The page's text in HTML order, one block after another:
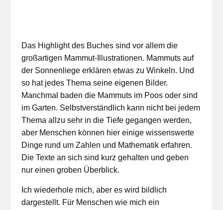
Das Highlight des Buches sind vor allem die
großartigen Mammut-Illustrationen. Mammuts auf
der Sonnenliege erklären etwas zu Winkeln. Und
so hat jedes Thema seine eigenen Bilder.
Manchmal baden die Mammuts im Poos oder sind
im Garten. Selbstverständlich kann nicht bei jedem
Thema allzu sehr in die Tiefe gegangen werden,
aber Menschen können hier einige wissenswerte
Dinge rund um Zahlen und Mathematik erfahren.
Die Texte an sich sind kurz gehalten und geben
nur einen groben Überblick.
Ich wiederhole mich, aber es wird bildlich
dargestellt. Für Menschen wie mich ein